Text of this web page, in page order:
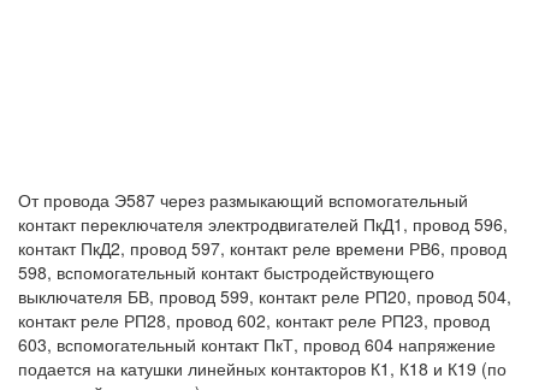
От провода Э587 через размыкающий вспомогательный
контакт переключателя электродвигателей ПкД1, провод 596,
контакт ПкД2, провод 597, контакт реле времени РВ6, провод
598, вспомогательный контакт быстродействующего
выключателя БВ, провод 599, контакт реле РП20, провод 504,
контакт реле РП28, провод 602, контакт реле РП23, провод
603, вспомогательный контакт ПкТ, провод 604 напряжение
подается на катушки линейных контакторов К1, К18 и К19 (по